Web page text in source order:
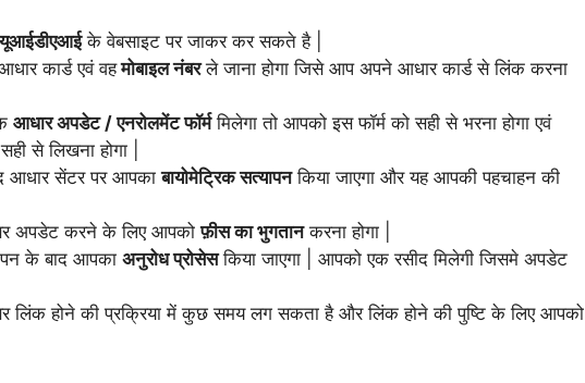
यूआईडीएआईके वेबसाइट पर जाकर कर सकते है |
कार्ड एवं वहमोबाइल नंबरले जाना होगा जिसे आप अपने आधार कार्ड से लिंक करना
आधार अपडेट / एनरोलमेंट फॉर्ममिलेगा तो आपको इस फॉर्म को सही से भरना होगा एवं
से लिखना होगा |
आधार सेंटर पर आपकाबायोमेट्रिक सत्यापनकिया जाएगा और यह आपकी पहचाहन की
अपडेट करने के लिए आपकोफ़ीस का भुगतानकरना होगा |
के बाद आपका अनुरोध प्रोसेसकिया जाएगा | आपको एक रसीद मिलेगी जिसमे अपडेट
लिंक होने की प्रक्रिया में कुछ समय लग सकता है और लिंक होने की पुष्टि के लिए आपको